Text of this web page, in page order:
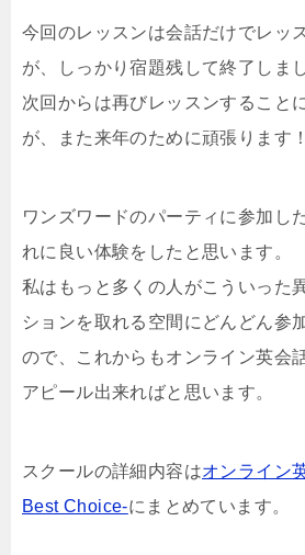
今回のレッスンは会話だけでレッ
が、しっかり宿題残して終了しま
次回からは再びレッスンすること
が、また来年のために頑張ります！
ワンズワードのパーティに参加し
れに良い体験をしたと思います。
私はもっと多くの人がこういった
ションを取れる空間にどんどん参
ので、これからもオンライン英会
アピール出来ればと思います。
スクールの詳細内容はオンライン
Best Choice-にまとめています。